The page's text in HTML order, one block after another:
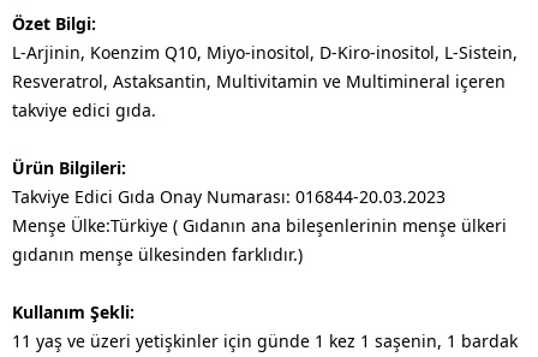
Özet Bilgi:
L-Arjinin, Koenzim Q10, Miyo-inositol, D-Kiro-inositol, L-Sistein,
Resveratrol, Astaksantin, Multivitamin ve Multimineral içeren
takviye edici gıda.
Ürün Bilgileri:
Takviye Edici Gıda Onay Numarası: 016844-20.03.2023
​Menşe Ülke:Türkiye ( Gıdanın ana bileşenlerinin menşe ülkeri
gıdanın menşe ülkesinden farklıdır.)
Kullanım Şekli:
11 yaş ve üzeri yetişkinler için günde 1 kez 1 saşenin, 1 bardak